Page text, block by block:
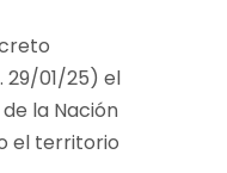
29/01/25) el
la Nación
el territorio